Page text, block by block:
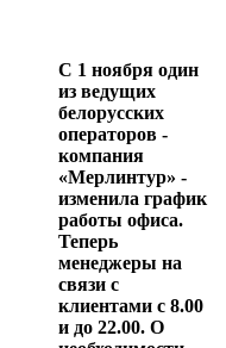
С 1 ноября один
из ведущих
белорусских
операторов -
компа­ния
«Мерлинтур» -
изме­нила график
работы офиса.
Теперь
менеджеры на
связи с
клиентами с 8.00
и до 22.00. О